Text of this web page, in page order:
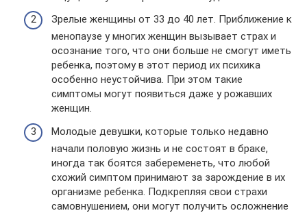
Зрелые женщины от 33 до 40 лет. Приближение к
менопаузе у многих женщин вызывает страх и
осознание того, что они больше не смогут иметь
ребенка, поэтому в этот период их психика
особенно неустойчива. При этом такие
симптомы могут появиться даже у рожавших
женщин.
Молодые девушки, которые только недавно
начали половую жизнь и не состоят в браке,
иногда так боятся забеременеть, что любой
схожий симптом принимают за зарождение в их
организме ребенка. Подкрепляя свои страхи
самовнушением, они могут получить осложнение